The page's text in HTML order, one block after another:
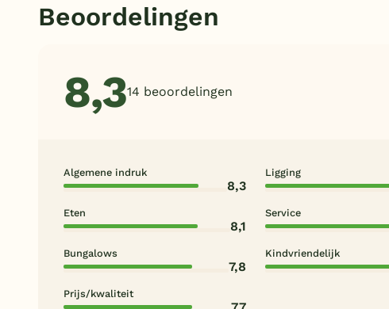
Beoordelingen
8,314 beoordelingen
Algemene indruk
8,3
Ligging
Eten
8,1
Service
Bungalows
7,8
Kindvriendelijk
Prijs/kwaliteit